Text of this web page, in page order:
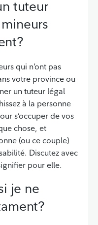
tuteur
qui n’ont pas
votre province ou
un tuteur légal
à la personne
s’occuper de vos
chose, et
(ou ce couple)
Discutez avec
pour elle.
je ne